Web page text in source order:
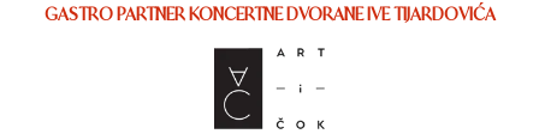
GASTRO PARTNER KONCERTNE DVORANE IVE TIJARDOVIĆA